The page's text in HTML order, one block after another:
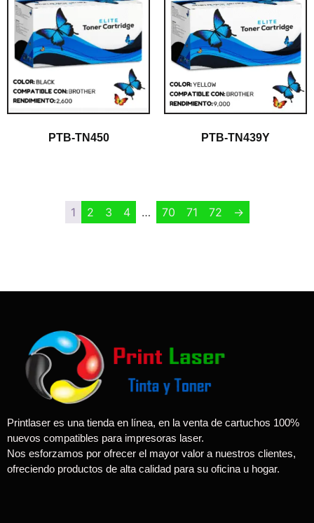
PTB-TN450
PTB-TN439Y
1 2 3 4 … 70 71 72 →
Printlaser es una tienda en línea, en la venta de cartuchos 100%
nuevos compatibles para impresoras laser.
Nos esforzamos por ofrecer el mayor valor a nuestros clientes,
ofreciendo productos de alta calidad para su oficina u hogar.